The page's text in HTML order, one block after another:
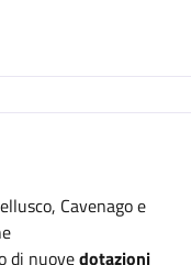
Cavenago e
di nuovedotazioni